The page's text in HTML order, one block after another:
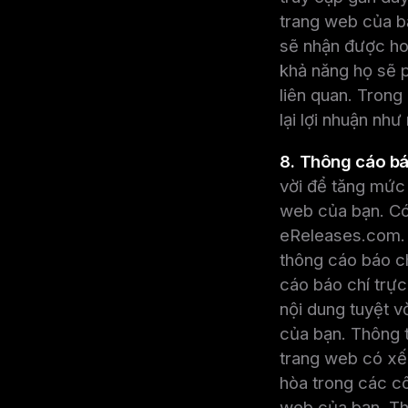
trang web của
sẽ nhận được
khả năng họ sẽ
liên quan.
lại lợi nhuận
8. Thông cáo
vời để tăng
web của bạn.
thông cáo báo
cáo báo chí
nội dung tuyệt
của bạn.
trang web có
hòa trong các